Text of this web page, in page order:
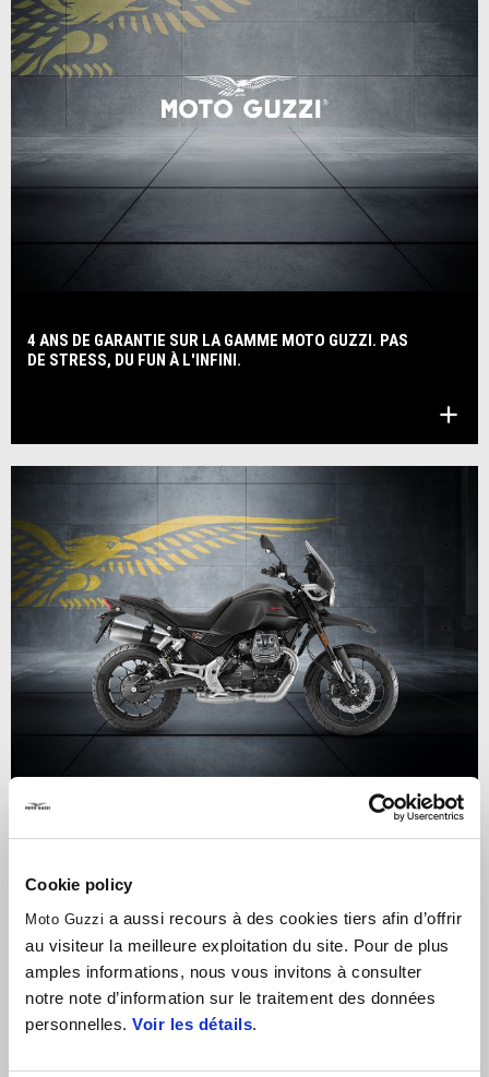
Cookie policy
Moto Guzzi a aussi recours à des cookies tiers afin d’offrir
au visiteur la meilleure exploitation du site. Pour de plus
amples informations, nous vous invitons à consulter
notre note d’information sur le traitement des données
personnelles. Voir les détails.
4 ANS DE GARANTIE SUR LA GAMME MOTO GUZZI. PAS
DE STRESS, DU FUN À L'INFINI.
CLIENT